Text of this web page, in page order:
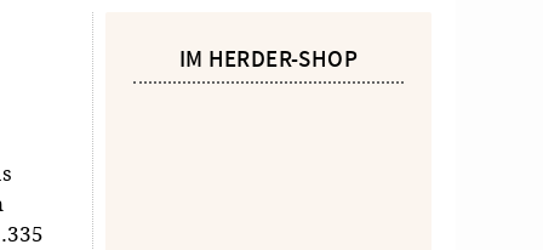
IM HERDER-SHOP